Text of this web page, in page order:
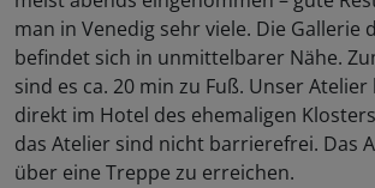
man in Venedig sehr viele. Die Gallerie
befindet sich in unmittelbarer Nähe.
sind es ca. 20 min zu Fuß. Unser
direkt im Hotel des ehemaligen
das Atelier sind nicht barrierefrei. Das
über eine Treppe zu erreichen.